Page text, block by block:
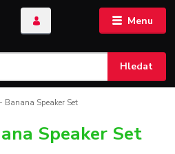
Menu
Hledat
Banana Speaker Set
Speaker Set